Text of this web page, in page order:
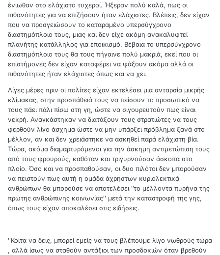
ένιωθαν στο ελάχιστο τυχεροί. Ήξεραν πολύ καλά, πως οι
πιθανότητες για να επιζήσουν ήταν ελάχιστες. Βλέπεις, δεν είχαν
που να προσγειώσουν το καταραμένο υπερσύγχρονο
διαστημόπλοιο τους, μιας και δεν είχε ακόμη ανακαλυφτεί
πλανήτης κατάλληλος για εποικισμό. Βέβαια το υπερσύγχρονο
διαστημόπλοιο τους θα τους πήγαινε πολύ μακριά, εκεί που οι
επιστήμονες δεν είχαν καταφέρει να ψάξουν ακόμα αλλά οι
πιθανότητες ήταν ελάχιστες όπως και να χει.
Λίγες μέρες πριν οι πολίτες είχαν εκτελέσει μια ανταρσία μικρής
κλίμακας, στην προσπάθειά τους να πείσουν το προσωπικό να
τους πάει πάλι πίσω στη γη, ώστε να σιγουρευτούν πως είναι
νεκρή. Αναγκάστηκαν να διατάξουν τους στρατιώτες να τους
φερθούν λίγο άσχημα ώστε να μην υπάρξει πρόβλημα ξανά στο
μέλλον, αν και δεν χρειάστηκε να ασκηθεί παρά ελάχιστη βία.
Τώρα, ακόμα διαμαρτυρόμενοι για την άσκημη αντιμετώπιση τους
από τους φρουρούς, καθόταν και τριγυρνούσαν άσκοπα στο
πλοίο. Όσο και να προσπαθούσαν, οι δυο πιλότοι δεν μπορούσαν
να πειστούν πως αυτή η ομάδα άχρηστων κυριολεκτικά
ανθρώπων θα μπορούσε να αποτελέσει ‘’το μέλλοντα πυρήνα της
πρώτης ανθρώπινης κοινωνίας'' μετά την καταστροφή της γης,
όπως τους είχαν αποκαλέσει στις ειδήσεις.
''Κοίτα να δεις, μπορεί εμείς να τους βλέπουμε λίγο νωθρούς τώρα
, αλλά ίσως να σταθούν αντάξιοι των προσδοκιών όταν βρεθούν